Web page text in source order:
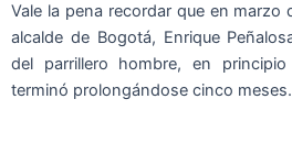
Vale la pena recordar que en marzo
alcalde de Bogotá, Enrique
del parrillero hombre, en
terminó prolongándose cinco meses.